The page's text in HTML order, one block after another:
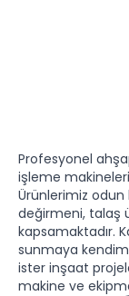
Profesyonel
işleme
Ürünlerimiz odun
değirmeni, talaş
kapsamaktadır.
sunmaya
ister inşaat
makine ve